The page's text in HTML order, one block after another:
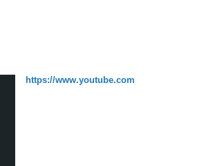
https://www.youtube.com